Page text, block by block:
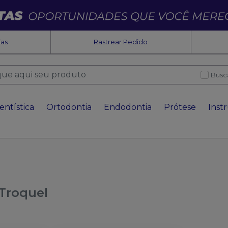
Rastrear Pedido
Ortodontia Endodontia Prótese